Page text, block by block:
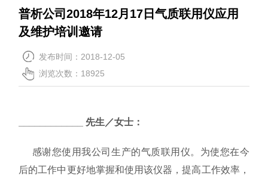
普析公司2018年12月17日气质联用仪应用
及维护培训邀请
发布时间：2018-12-05
浏览次数：18925
__ 先生／女士：
感谢您使用我公司生产的气质联用仪。为使您在今
后的工作中更好地掌握和使用该仪器，提高工作效率，